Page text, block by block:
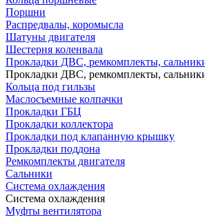
Поршни
Распредвалы, коромысла
Шатуны двигателя
Шестерня коленвала
Прокладки ДВС, ремкомплекты,
Прокладки ДВС, ремкомплекты,
Кольца под гильзы
Маслосъемные колпачки
Прокладки ГБЦ
Прокладки коллектора
Прокладки под клапанную крышку
Прокладки поддона
Ремкомплекты двигателя
Сальники
Система охлаждения
Система охлаждения
Муфты вентилятора